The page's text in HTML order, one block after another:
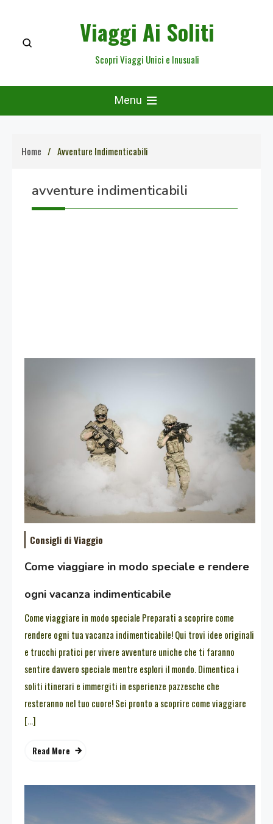
content
Viaggi Ai Soliti
Scopri Viaggi Unici e Inusuali
Menu
Home Avventure Indimenticabili
avventure indimenticabili
Consigli di Viaggio
Come viaggiare in modo speciale e rendere
ogni vacanza indimenticabile
Come viaggiare in modo speciale Preparati a scoprire come
rendere ogni tua vacanza indimenticabile! Qui trovi idee originali
e trucchi pratici per vivere avventure uniche che ti faranno
sentire davvero speciale mentre esplori il mondo. Dimentica i
soliti itinerari e immergiti in esperienze pazzesche che
resteranno nel tuo cuore! Sei pronto a scoprire come viaggiare
[…]
Read More